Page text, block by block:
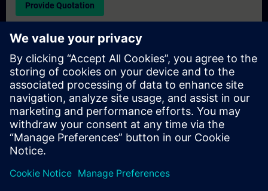
Provide Quotation
Exclusive Training Enquiry
Please complete the enquiry form below if you require a
quotation for an exclusive training course either on-site, virtually
or at our SITRAIN training centre. This type of request would be
suitable for larger groups ( 6 and above). After providing your
contact details and your training requirements, you will receive a
quotation from us.
Request Exclusive Quotation